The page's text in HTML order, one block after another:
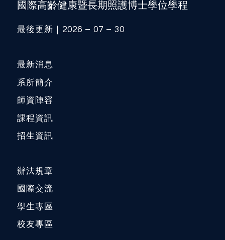
國際高齡健康暨長期照護博士學位學程
最後更新｜2026 – 07 – 30
最新消息
系所簡介
師資陣容
課程資訊
招生資訊
辦法規章
國際交流
學生專區
校友專區